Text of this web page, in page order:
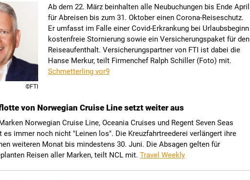
©FTI
Ab dem 22. März beinhalten alle Neubuchungen bis Ende April
für Abreisen bis zum 31. Oktober einen Corona-Reiseschutz.
Er umfasst im Falle einer Covid-Erkrankung bei Urlaubsbeginn
kostenfreie Stornierung sowie ein Versicherungspaket für den
Reiseaufenthalt. Versicherungspartner von FTI ist dabei die
Hanse Merkur, teilt Firmenchef Ralph Schiller (Foto) mit.
Schmetterling vor9
von Norwegian Cruise Line setzt weiter aus
Norwegian Cruise Line, Oceania Cruises und Regent Seven Seas
es immer noch nicht "Leinen los". Die Kreuzfahrtreederei verlängert ihre
weiteren Monat bis mindestens 30. Juni. Die Absagen gelten für
Reisen aller Marken, teilt NCL mit. Travel Weekly